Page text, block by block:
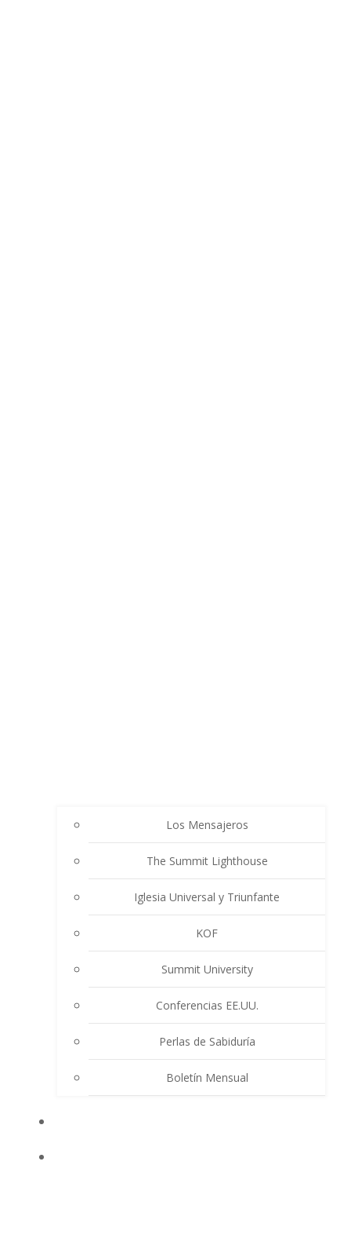
Los Mensajeros
The Summit Lighthouse
Iglesia Universal y Triunfante
KOF
Summit University
Conferencias EE.UU.
Perlas de Sabiduría
Boletín Mensual